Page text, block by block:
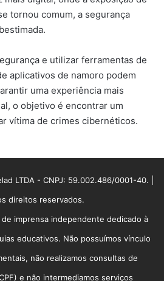
tornou comum, a segurança
e utilizar ferramentas de
aplicativos de namoro podem
uma experiência mais
o objetivo é encontrar um
vítima de crimes cibernéticos.
LTDA - CNPJ: 59.002.486/0001-40. |
direitos reservados.
imprensa independente dedicado à
educativos. Não possuímos vínculo
não realizamos consultas de
e não intermediamos serviços